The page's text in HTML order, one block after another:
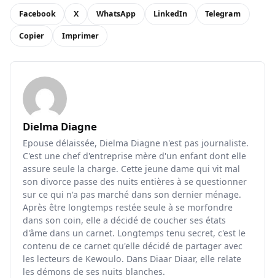
Facebook X WhatsApp LinkedIn Telegram
Copier Imprimer
Dielma Diagne
Epouse délaissée, Dielma Diagne n'est pas journaliste.
C'est une chef d'entreprise mère d'un enfant dont elle
assure seule la charge. Cette jeune dame qui vit mal
son divorce passe des nuits entières à se questionner
sur ce qui n'a pas marché dans son dernier ménage.
Après être longtemps restée seule à se morfondre
dans son coin, elle a décidé de coucher ses états
d'âme dans un carnet. Longtemps tenu secret, c'est le
contenu de ce carnet qu'elle décidé de partager avec
les lecteurs de Kewoulo. Dans Diaar Diaar, elle relate
les démons de ses nuits blanches.